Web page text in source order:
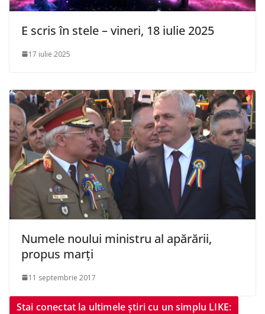
E scris în stele – vineri, 18 iulie 2025
17 iulie 2025
Numele noului ministru al apărării,
propus marți
11 septembrie 2017
Stai conectat la ultimele știri cu un simplu LIKE: